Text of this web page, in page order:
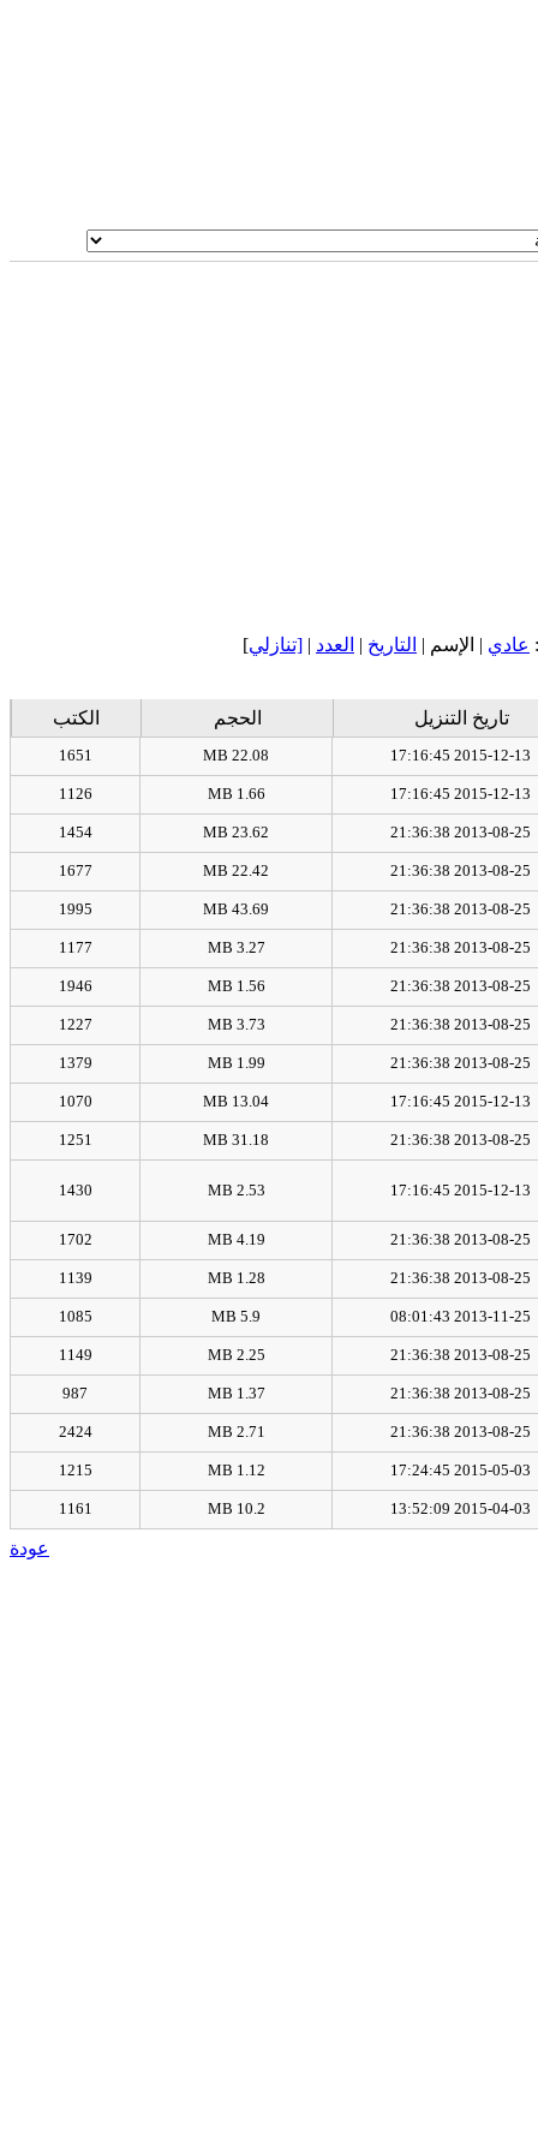
عادي | الإسم | التاريخ | العدد | [تنازلي]
تاريخ التنزيل الحجم الكتب
2015-12-13 17:16:45
22.08 MB
1651
2015-12-13 17:16:45
1.66 MB
1126
2013-08-25 21:36:38
23.62 MB
1454
2013-08-25 21:36:38
22.42 MB
1677
2013-08-25 21:36:38
43.69 MB
1995
2013-08-25 21:36:38
3.27 MB
1177
2013-08-25 21:36:38
1.56 MB
1946
2013-08-25 21:36:38
3.73 MB
1227
2013-08-25 21:36:38
1.99 MB
1379
2015-12-13 17:16:45
13.04 MB
1070
2013-08-25 21:36:38
31.18 MB
1251
2015-12-13 17:16:45
2.53 MB
1430
2013-08-25 21:36:38
4.19 MB
1702
2013-08-25 21:36:38
1.28 MB
1139
2013-11-25 08:01:43
5.9 MB
1085
2013-08-25 21:36:38
2.25 MB
1149
2013-08-25 21:36:38
1.37 MB
987
2013-08-25 21:36:38
2.71 MB
2424
2015-05-03 17:24:45
1.12 MB
1215
2015-04-03 13:52:09
10.2 MB
1161
عودة